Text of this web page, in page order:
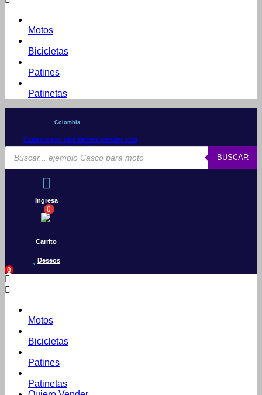
Motos
Bicicletas
Patines
Patinetas
Colombia
Conoce por qué debes vender con
Mercleta
Búsqueda
productos
BUSCAR
Ingresa
0
Carrito
Deseos
0
Motos
Bicicletas
Patines
Patinetas